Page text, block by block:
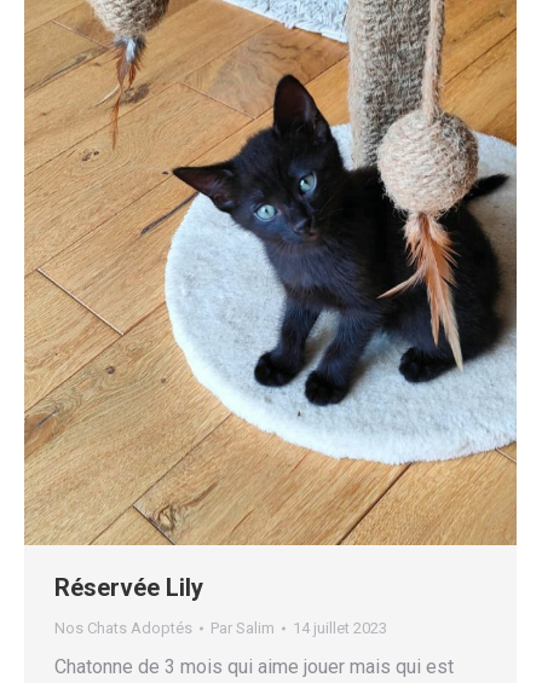
Réservée Lily
Nos Chats Adoptés Par Salim 14 juillet 2023
Chatonne de 3 mois qui aime jouer mais qui est